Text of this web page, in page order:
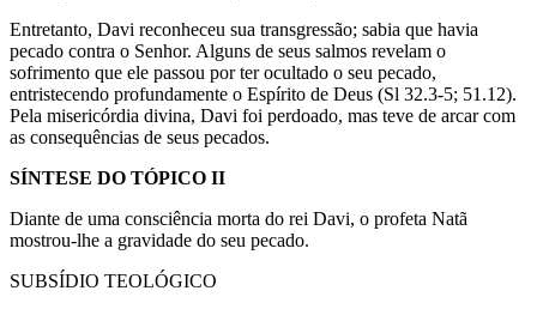
Entretanto, Davi reconheceu sua transgressão; sabia que havia
pecado contra o Senhor. Alguns de seus salmos revelam o
sofrimento que ele passou por ter ocultado o seu pecado,
entristecendo profundamente o Espírito de Deus (Sl 32.3-5; 51.12).
Pela misericórdia divina, Davi foi perdoado, mas teve de arcar com
as consequências de seus pecados.
SÍNTESE DO TÓPICO II
Diante de uma consciência morta do rei Davi, o profeta Natã
mostrou-lhe a gravidade do seu pecado.
SUBSÍDIO TEOLÓGICO